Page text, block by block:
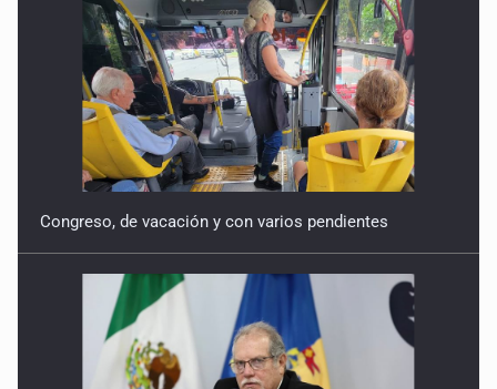
Congreso, de vacación y con varios pendientes